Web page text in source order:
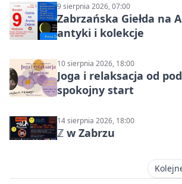
9 sierpnia 2026, 07:00
Zabrzańska Giełda na
antyki i kolekcje
10 sierpnia 2026, 18:00
Joga i relaksacja od
spokojny start
14 sierpnia 2026, 18:00
ℤ w Zabrzu